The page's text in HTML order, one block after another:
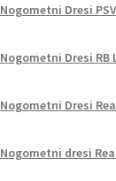
Nogometni Dresi
Nogometni Dresi RB
Nogometni Dresi
Nogometni dresi